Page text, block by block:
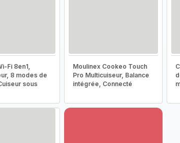
Fi 8en1,
8 modes de
sous
Moulinex Cookeo Touch
Pro Multicuiseur, Balance
intégrée, Connecté